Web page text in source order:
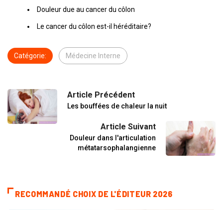
Douleur due au cancer du côlon
Le cancer du côlon est-il héréditaire?
Catégorie: Médecine Interne
Article Précédent
Les bouffées de chaleur la nuit
Article Suivant
Douleur dans l'articulation
métatarsophalangienne
RECOMMANDÉ CHOIX DE L'ÉDITEUR 2026